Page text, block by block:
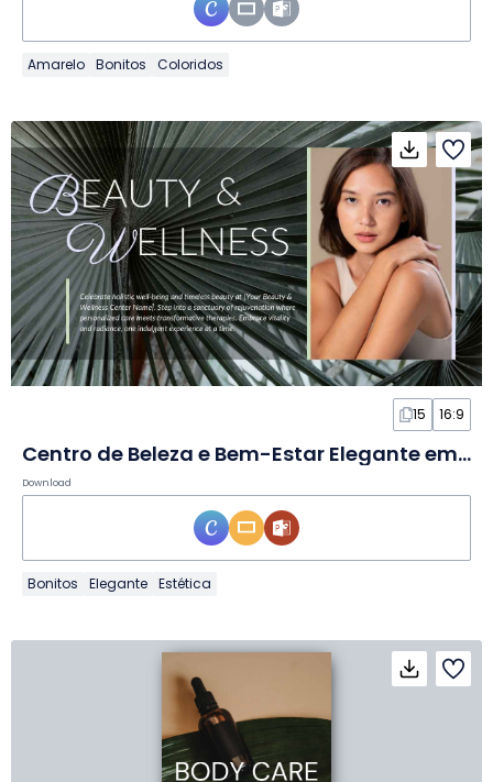
Amarelo Bonitos Coloridos
15 16:9
Centro de Beleza e Bem-Estar Elegante em Slides
Download
Bonitos Elegante Estética